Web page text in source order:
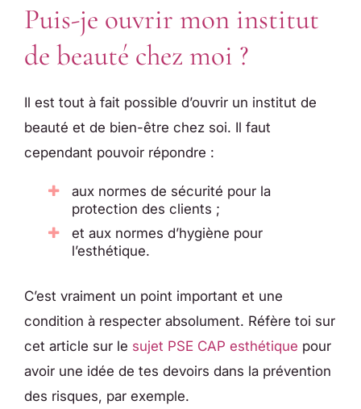
Puis-je ouvrir mon institut
de beauté chez moi ?
Il est tout à fait possible d’ouvrir un institut de
beauté et de bien-être chez soi. Il faut
cependant pouvoir répondre :
aux normes de sécurité pour la
protection des clients ;
et aux normes d’hygiène pour
l’esthétique.
C’est vraiment un point important et une
condition à respecter absolument. Réfère toi sur
cet article sur le sujet PSE CAP esthétique pour
avoir une idée de tes devoirs dans la prévention
des risques, par exemple.